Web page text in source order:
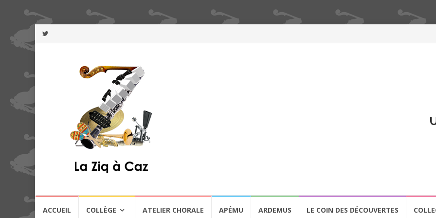
ACCUEIL COLLÈGE ATELIER CHORALE APÉMU ARDEMUS LE COIN DES DÉCOUVERTES